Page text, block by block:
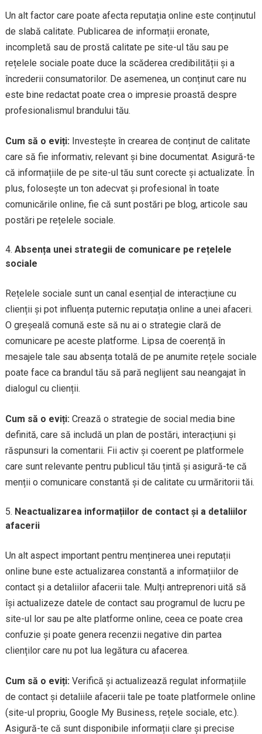
Un alt factor care poate afecta reputația online este conținutul
de slabă calitate. Publicarea de informații eronate,
incompletă sau de prostă calitate pe site-ul tău sau pe
rețelele sociale poate duce la scăderea credibilității și a
încrederii consumatorilor. De asemenea, un conținut care nu
este bine redactat poate crea o impresie proastă despre
profesionalismul brandului tău.
Cum să o eviți: Investește în crearea de conținut de calitate
care să fie informativ, relevant și bine documentat. Asigură-te
că informațiile de pe site-ul tău sunt corecte și actualizate. În
plus, folosește un ton adecvat și profesional în toate
comunicările online, fie că sunt postări pe blog, articole sau
postări pe rețelele sociale.
Absența unei strategii de comunicare pe rețelele
sociale
Rețelele sociale sunt un canal esențial de interacțiune cu
clienții și pot influența puternic reputația online a unei afaceri.
O greșeală comună este să nu ai o strategie clară de
comunicare pe aceste platforme. Lipsa de coerență în
mesajele tale sau absența totală de pe anumite rețele sociale
poate face ca brandul tău să pară neglijent sau neangajat în
dialogul cu clienții.
Cum să o eviți: Crează o strategie de social media bine
definită, care să includă un plan de postări, interacțiuni și
răspunsuri la comentarii. Fii activ și coerent pe platformele
care sunt relevante pentru publicul tău țintă și asigură-te că
menții o comunicare constantă și de calitate cu urmăritorii tăi.
Neactualizarea informațiilor de contact și a detaliilor
afacerii
Un alt aspect important pentru menținerea unei reputații
online bune este actualizarea constantă a informațiilor de
contact și a detaliilor afacerii tale. Mulți antreprenori uită să
își actualizeze datele de contact sau programul de lucru pe
site-ul lor sau pe alte platforme online, ceea ce poate crea
confuzie și poate genera recenzii negative din partea
clienților care nu pot lua legătura cu afacerea.
Cum să o eviți: Verifică și actualizează regulat informațiile
de contact și detaliile afacerii tale pe toate platformele online
(site-ul propriu, Google My Business, rețele sociale, etc.).
Asigură-te că sunt disponibile informații clare și precise